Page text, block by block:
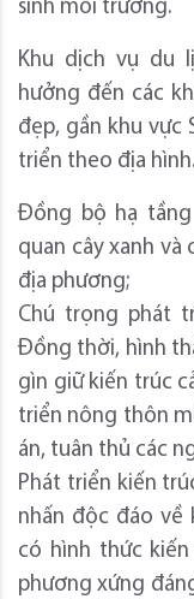
sinh môi trường.
Khu dịch vụ du
hưởng đến các
đẹp, gần khu vực
triển theo địa hình.
Đồng bộ hạ
quan cây xanh và
địa phương;
Chú trọng phát
Đồng thời, hình
gìn giữ kiến trúc
triển nông thôn
án, tuân thủ các
Phát triển kiến
nhấn độc đáo về
có hình thức
phương xứng